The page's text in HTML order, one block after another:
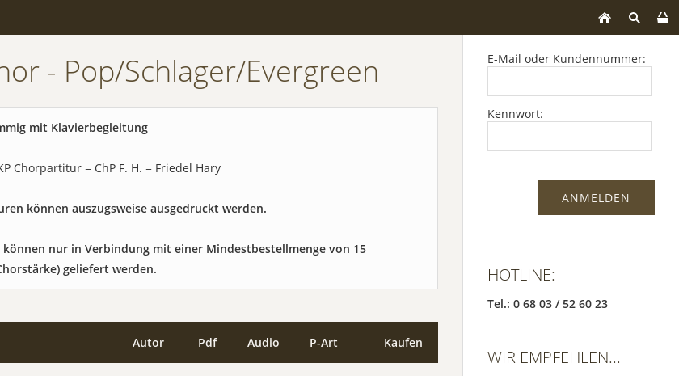
- Pop/Schlager/Evergreen
mit Klavierbegleitung
Chorpartitur = ChP F. H. = Friedel Hary
können auszugsweise ausgedruckt werden.
nur in Verbindung mit einer Mindestbestellmenge von 15
geliefert werden.
Autor Pdf Audio P-Art Kaufen
E-Mail oder Kundennummer:
Kennwort:
HOTLINE:
Tel.: 0 68 03 / 52 60 23
WIR EMPFEHLEN...